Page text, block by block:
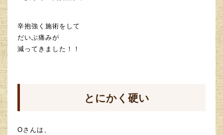
辛抱強く施術をして
だいぶ痛みが
減ってきました！！
とにかく硬い
Oさんは、